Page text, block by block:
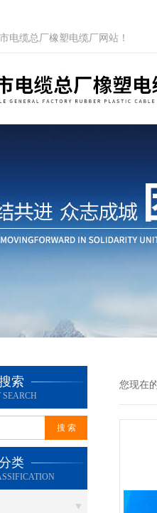
电缆总厂橡塑电缆厂网站！
索
SEARCH
类
您现在